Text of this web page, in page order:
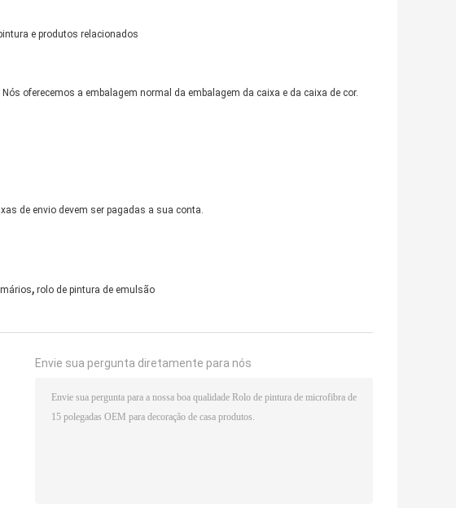
e produtos relacionados
oferecemos a embalagem normal da embalagem da caixa e da caixa de cor.
de envio devem ser pagadas a sua conta.
, rolo de pintura de emulsão
Envie sua pergunta diretamente para nós